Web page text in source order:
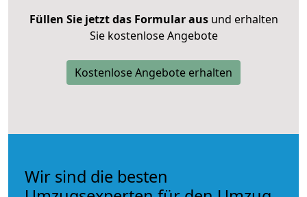
Füllen Sie jetzt das Formular ausund erhalten
Sie kostenlose Angebote
Kostenlose Angebote erhalten
Wir sind die besten